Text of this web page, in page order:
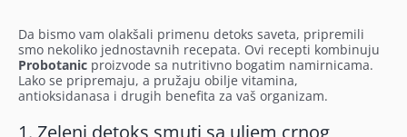
Da bismo vam olakšali primenu detoks saveta, pripremili
smo nekoliko jednostavnih recepata. Ovi recepti kombinuju
Probotanic proizvode sa nutritivno bogatim namirnicama.
Lako se pripremaju, a pružaju obilje vitamina,
antioksidanasa i drugih benefita za vaš organizam.
1. Zeleni detoks smuti sa uljem crnog